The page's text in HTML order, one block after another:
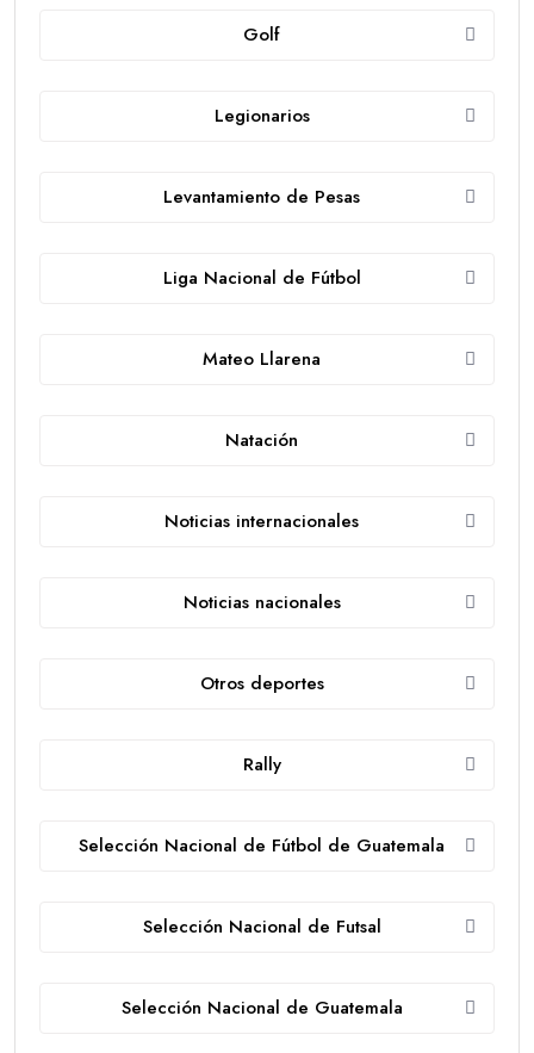
Golf
Legionarios
Levantamiento de Pesas
Liga Nacional de Fútbol
Mateo Llarena
Natación
Noticias internacionales
Noticias nacionales
Otros deportes
Rally
Selección Nacional de Fútbol de Guatemala
Selección Nacional de Futsal
Selección Nacional de Guatemala